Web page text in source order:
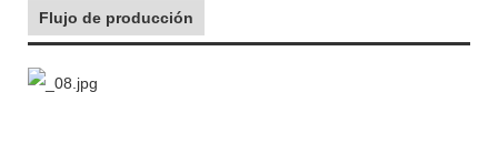
Flujo de producción